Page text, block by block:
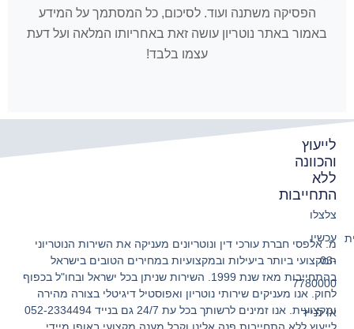
הפסיקה משתנה ועוד. לסיכום, כל המסתמך על המידע
באמור באתר נוטריון עושה זאת באחריותו המלאה ועל דעת
עצמו בלבד!
מ. אלפסי חברת עורכי דין ונוטריונים מעניקה את השירות הנוטריוני
המקצועי ביותר ביעילות ובמקצועיות במחירים הטובים בישראל
בהתחייבות מאז שנת 1999. השירות שניתן בכל ישראל ובחו"ל בכפוף
לחוק. אנו מעניקים שירותי נוטריון ואפוסטיל דיגיטלי בצורה מהירה
ומקצועית. אנו זמינים לרשותך בכל עת 24/7 גם בנייד 052-2334494
לייעוץ
והכוונה
ללא
התחייבות
צלצלו
עכשיו
03-
7780000
או לנייד